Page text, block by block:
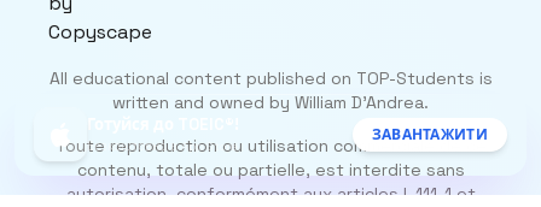
All educational content published on TOP-Students is
written and owned by William D’Andrea.
Toute reproduction ou utilisation commerciale de ce
contenu, totale ou partielle, est interdite sans
autorisation, conformément aux articles L.111-1 et
Безкоштовно в App Store
ЗАВАНТАЖИТИ